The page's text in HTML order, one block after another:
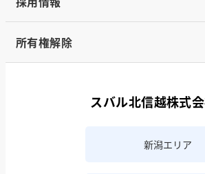
所有権解除
スバル北信越株式
新潟エリア